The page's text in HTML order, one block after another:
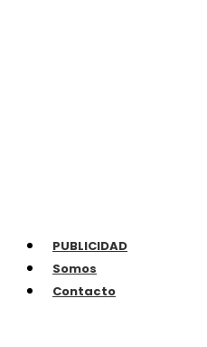
PUBLICIDAD
Somos
Contacto